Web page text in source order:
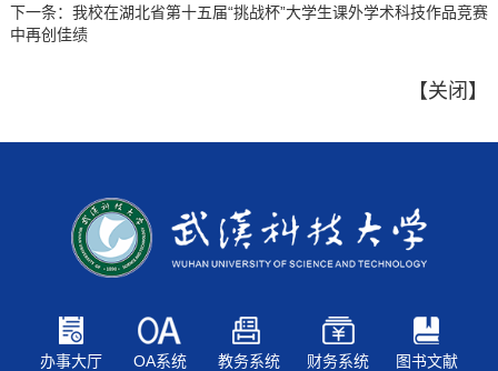
下一条： 我校在湖北省第十五届“挑战杯”大学生课外学术科技作品竞赛
中再创佳绩
【关闭 】
办事大厅 OA系统 教务系统 财务系统 图书文献